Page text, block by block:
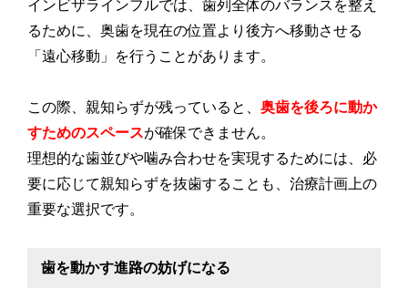
インビザラインフルでは、歯列全体のバランスを整え
るために、奥歯を現在の位置より後方へ移動させる
「遠心移動」を行うことがあります。
この際、親知らずが残っていると、奥歯を後ろに動か
すためのスペースが確保できません。
理想的な歯並びや噛み合わせを実現するためには、必
要に応じて親知らずを抜歯することも、治療計画上の
重要な選択です。
歯を動かす進路の妨げになる